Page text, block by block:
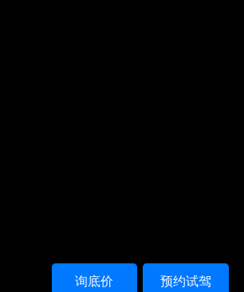
预约试驾
询底价